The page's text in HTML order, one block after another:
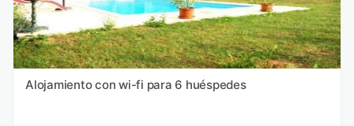
Alojamiento con wi-fi para 6 huéspedes